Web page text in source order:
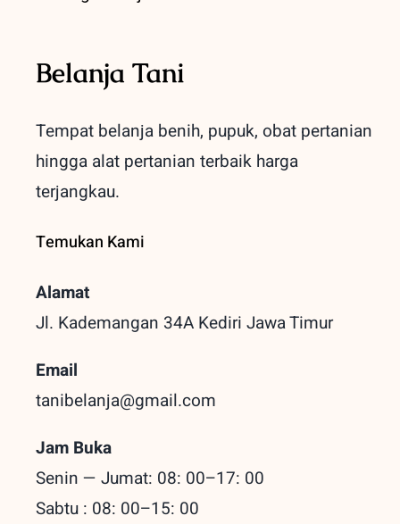
Belanja Tani
Tempat belanja benih, pupuk, obat pertanian
hingga alat pertanian terbaikharga
terjangkau.
Temukan Kami
Alamat
Jl. Kademangan 34A Kediri Jawa Timur
Email
tanibelanja@gmail.com
Jam Buka
Senin — Jumat: 08: 00–17: 00
Sabtu : 08: 00–15: 00